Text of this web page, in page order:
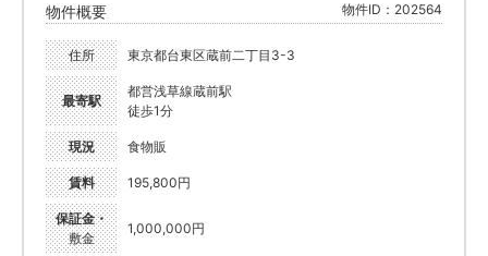
物件概要 物件ID：202564
住所 東京都台東区蔵前二丁目3-3
最寄駅
都営浅草線蔵前駅
徒歩1分
現況 食物販
賃料 195,800円
保証金・
敷金
1,000,000円